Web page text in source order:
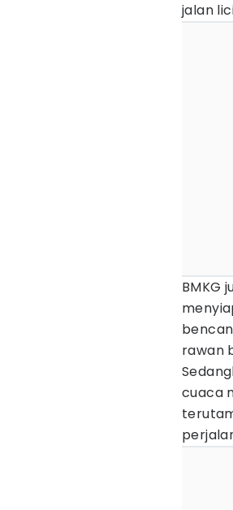
jalan
BMKG
rawan
cuaca